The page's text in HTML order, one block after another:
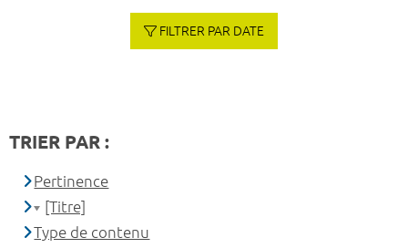
FILTRER PAR DATE
TRIER PAR :
Pertinence
[Titre]
Type de contenu